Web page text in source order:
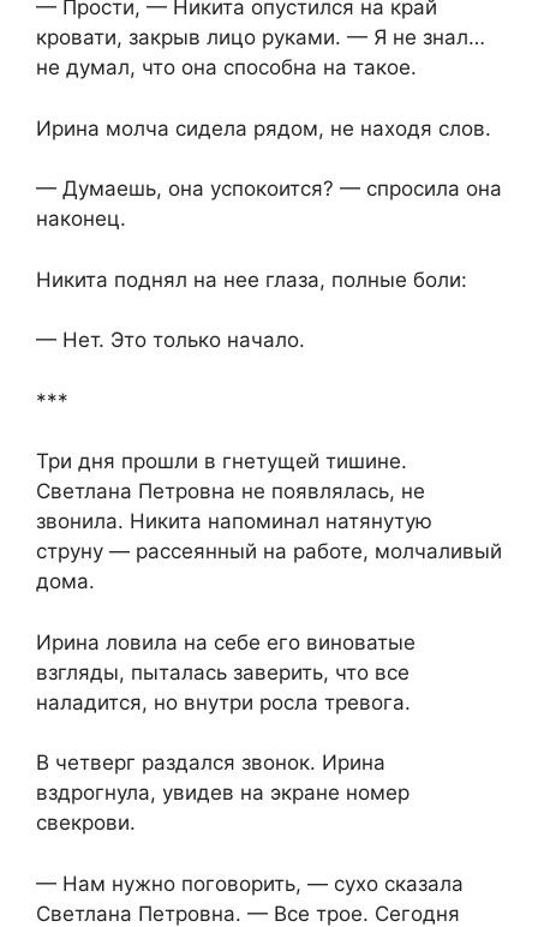
— Прости, — Никита опустился на край
кровати, закрыв лицо руками. — Я не знал…
не думал, что она способна на такое.
Ирина молча сидела рядом, не находя слов.
— Думаешь, она успокоится? — спросила она
наконец.
Никита поднял на нее глаза, полные боли:
— Нет. Это только начало.
***
Три дня прошли в гнетущей тишине.
Светлана Петровна не появлялась, не
звонила. Никита напоминал натянутую
струну — рассеянный на работе, молчаливый
дома.
Ирина ловила на себе его виноватые
взгляды, пыталась заверить, что все
наладится, но внутри росла тревога.
В четверг раздался звонок. Ирина
вздрогнула, увидев на экране номер
свекрови.
— Нам нужно поговорить, — сухо сказала
Светлана Петровна. — Все трое. Сегодня